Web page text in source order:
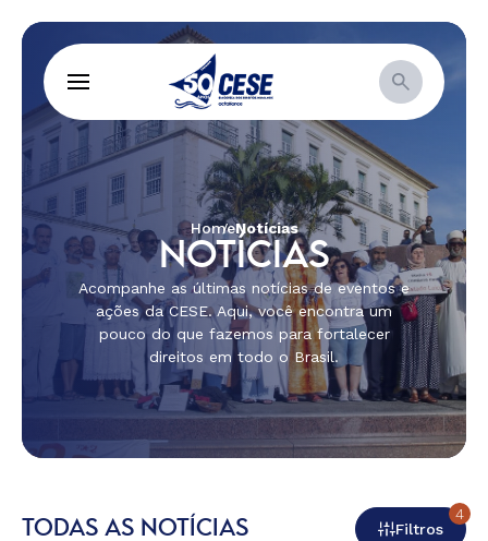
HomeNotícias
NOTÍCIAS
Acompanhe as últimas notícias de eventos e
ações da CESE. Aqui, você encontra um
pouco do que fazemos para fortalecer
direitos em todo o Brasil.
TODAS AS NOTÍCIAS Filtros
4